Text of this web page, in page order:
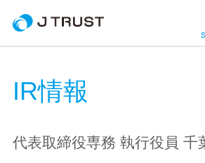
IR情報
代表取締役専務 執行役員 千